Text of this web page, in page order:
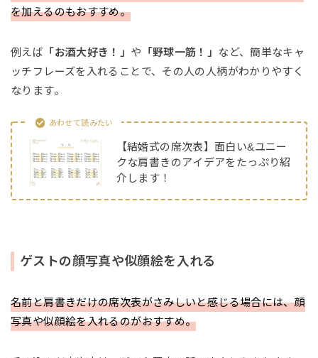
を加えるのもおすすめ。
例えば 「お酒大好き！」 や 「野球一筋！」
など、簡単なキャ
ッチフレーズを入れることで、その人の人柄がわかりやすく
なります。
あわせて読みたい
【結婚式の席次表】面白い&ユニー
クな肩書きのアイデアをたっぷり紹
介します！
ゲストの顔写真や似顔絵を入れる
名前と肩書きだけの席次表がさみしいと感じる場合には、顔
写真や似顔絵を入れるのがおすすめ。